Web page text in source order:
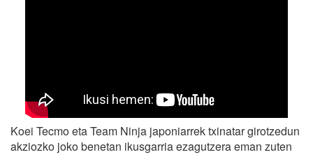
Koei Tecmo eta Team Ninja japoniarrek txinatar girotzedun
akziozko joko benetan ikusgarria ezagutzera eman zuten